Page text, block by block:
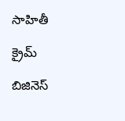
సాహితీ
క్రైమ్
బిజినెస్